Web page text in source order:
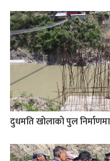
दुधमति खोलाको पुल